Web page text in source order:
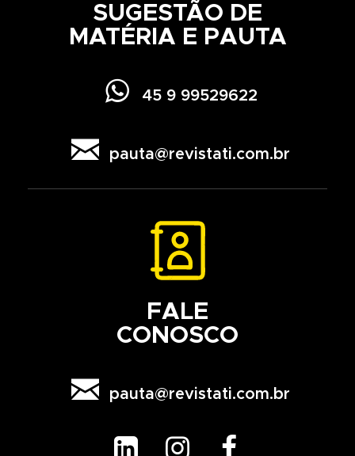
SUGESTÃO DE
MATÉRIA E PAUTA
 45 9 99529622
 pauta@revistati.com.br
FALE
CONOSCO
 pauta@revistati.com.br
  